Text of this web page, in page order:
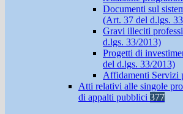
Documenti sul
(Art. 37 del d.lgs.
Gravi illeciti
d.lgs. 33/2013)
Progetti di
del d.lgs. 33/2013)
Affidamenti Servizi
Atti relativi alle singole
di appalti pubblici 377